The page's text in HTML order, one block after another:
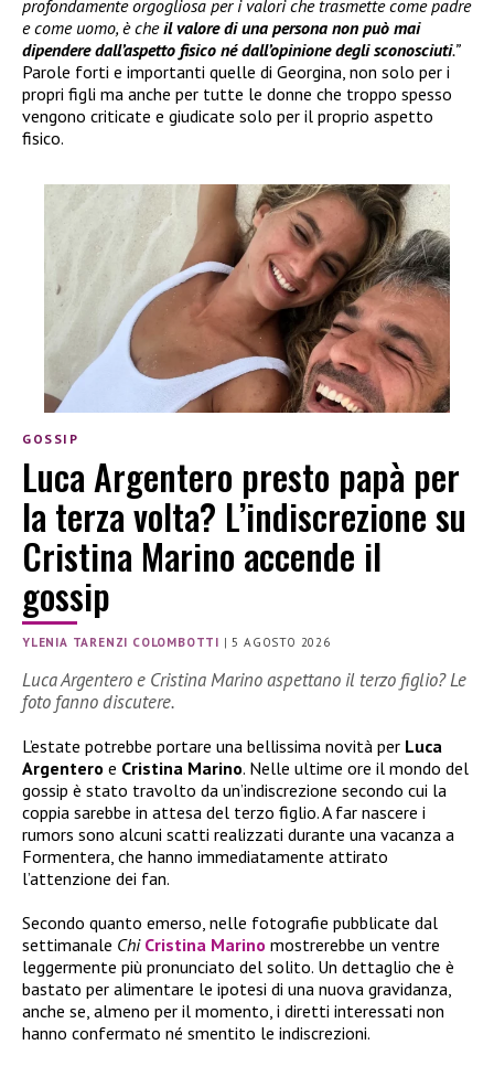
profondamente orgogliosa per i valori che trasmette come padre
e come uomo, è cheil valore di una persona non può mai
dipendere dall’aspetto fisico né dall’opinione degli sconosciuti.”
Parole forti e importanti quelle di Georgina, non solo per i
propri figli ma anche per tutte le donne che troppo spesso
vengono criticate e giudicate solo per il proprio aspetto
fisico.
GOSSIP
Luca Argentero presto papà per
la terza volta? L’indiscrezione su
Cristina Marino accende il
gossip
YLENIA TARENZI COLOMBOTTI |5 AGOSTO 2026
Luca Argentero e Cristina Marino aspettano il terzo figlio? Le
foto fanno discutere.
L’estate potrebbe portare una bellissima novità per Luca
Argentero e Cristina Marino. Nelle ultime ore il mondo del
gossip è stato travolto da un’indiscrezione secondo cui la
coppia sarebbe in attesa del terzo figlio. A far nascere i
rumors sono alcuni scatti realizzati durante una vacanza a
Formentera, che hanno immediatamente attirato
l’attenzione dei fan.
Secondo quanto emerso, nelle fotografie pubblicate dal
settimanale Chi Cristina Marino mostrerebbe un ventre
leggermente più pronunciato del solito. Un dettaglio che è
bastato per alimentare le ipotesi di una nuova gravidanza,
anche se, almeno per il momento, i diretti interessati non
hanno confermato né smentito le indiscrezioni.